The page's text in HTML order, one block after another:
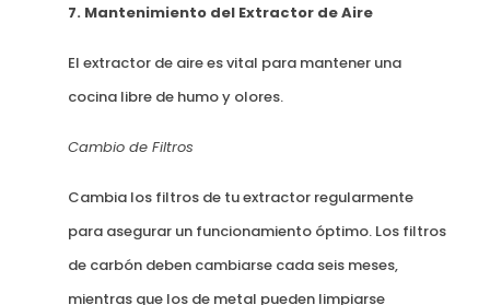
7. Mantenimiento del Extractor de Aire
El extractor de aire es vital para mantener una
cocina libre de humo y olores.
Cambio de Filtros
Cambia los filtros de tu extractor regularmente
para asegurar un funcionamiento óptimo. Los filtros
de carbón deben cambiarse cada seis meses,
mientras que los de metal pueden limpiarse